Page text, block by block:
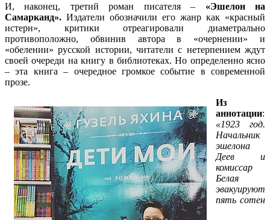
И, наконец, третий роман писателя – «Эшелон на
Самарканд». Издатели обозначили его жанр как «красный
истерн», критики отреагировали диаметрально
противоположно, обвинив автора в «очернении» и
«обелении» русской истории, читатели с нетерпением ждут
своей очереди на книгу в библиотеках. Но определенно ясно
– эта книга – очередное громкое событие в современной
прозе.
Из
аннотации:
«1923 год.
Начальник
эшелона
Деев и
комиссар
Белая
эвакуируют
пять сотен